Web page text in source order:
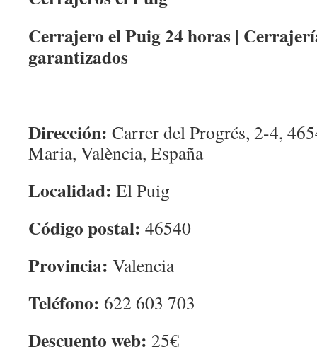
Cerrajero el Puig 24 horas |
garantizados
Dirección: Carrer del Progrés, 2-4,
Maria, València, España
Localidad: El Puig
Código postal: 46540
Provincia: Valencia
Teléfono: 622 603 703
Descuento web: 25€